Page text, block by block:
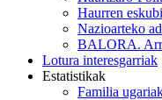
Haurren
Nazioarteko
BALORA.
Lotura interesgarriak
Estatistikak
Familia